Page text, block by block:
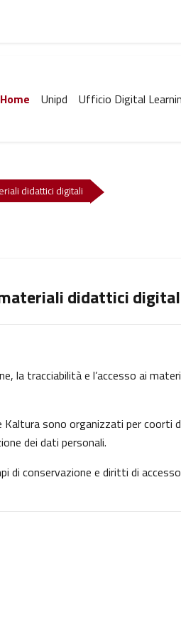
Home Unipd Ufficio Digital
didattici digitali
didattici
la tracciabilità e l’accesso ai
sono organizzati per
dei dati personali.
di conservazione e diritti di